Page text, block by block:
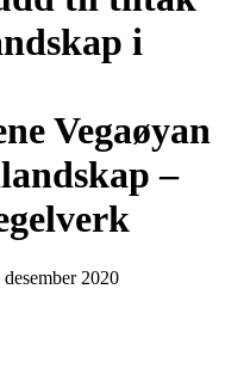
i
Vegaøyan
–
desember 2020